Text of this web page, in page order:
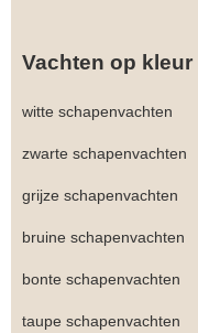
Vachten op kleur
witte schapenvachten
zwarte schapenvachten
grijze schapenvachten
bruine schapenvachten
bonte schapenvachten
taupe schapenvachten